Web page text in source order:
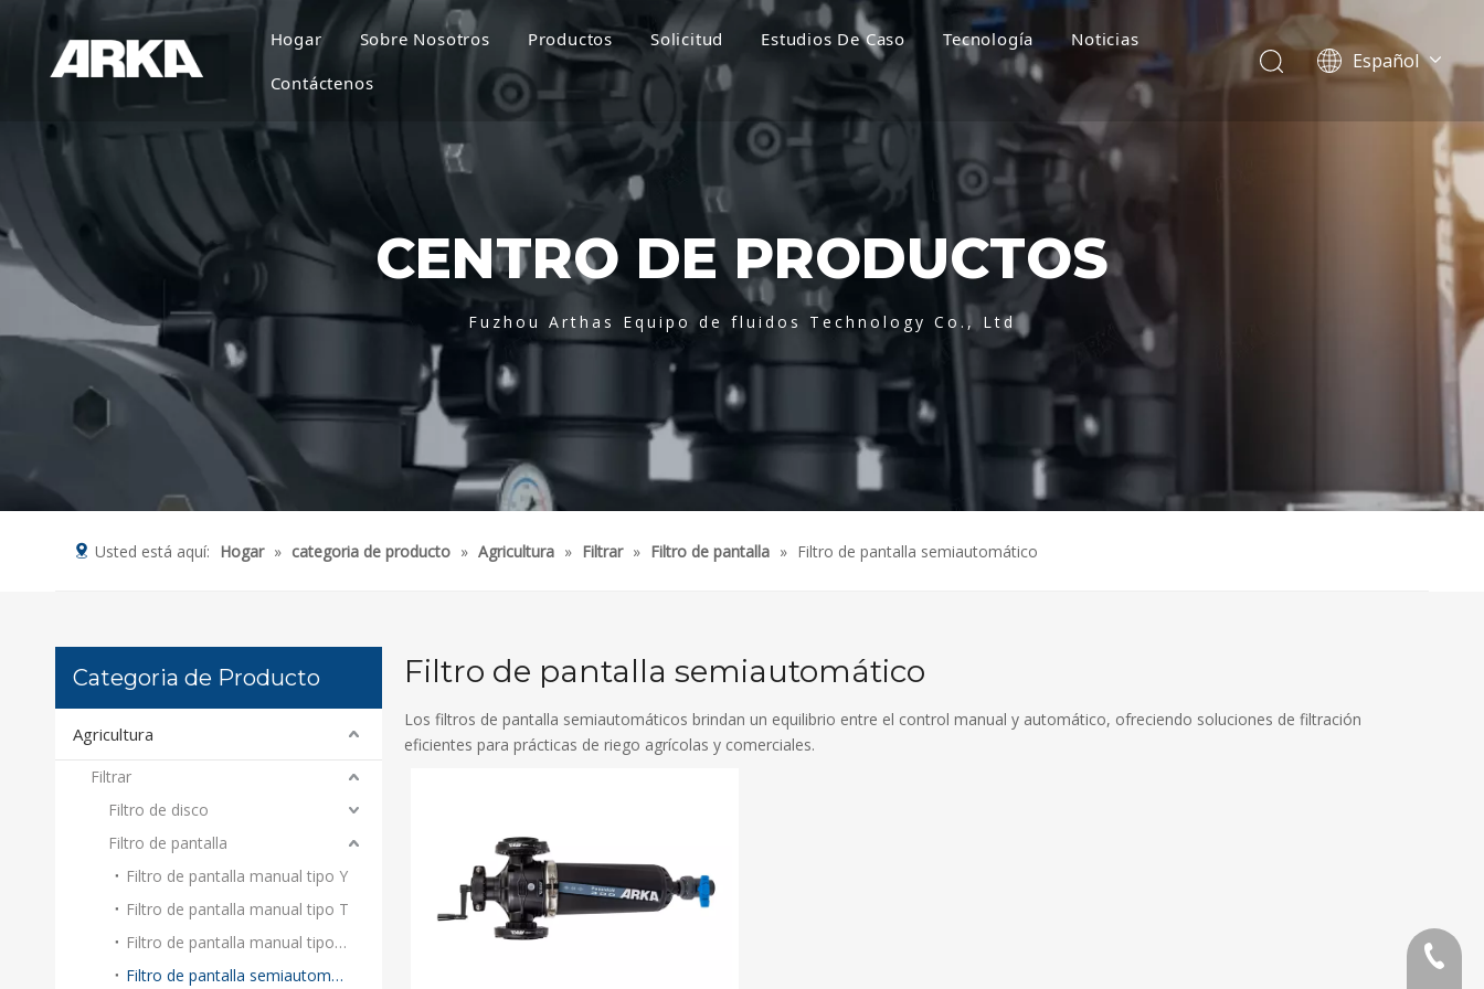
Hogar Sobre Nosotros Productos Solicitud Estudios De Caso Tecnología
Noticias
Contáctenos
Español
简体中文
CENTRO DE PRODUCTOS
Fuzhou Arthas Equipo de fluidos Technology Co., Ltd
Usted está aquí: Hogar » categoria de producto » Agricultura » Filtrar » Filtro de pantalla » Filtro de pantalla semiautomático
Categoria de Producto
Agricultura
Filtrar
Filtro de disco
Filtro de pantalla
Filtro de pantalla manual tipo Y
Filtro de pantalla manual tipo T
Filtro de pantalla manual tipo H
Filtro de pantalla semiautomático
Filtro de pantalla semiautomático
Los filtros de pantalla semiautomáticos brindan un equilibrio entre el control manual y automático, ofreciendo soluciones de filtración
eficientes para prácticas de riego agrícolas y comerciales.
86 591